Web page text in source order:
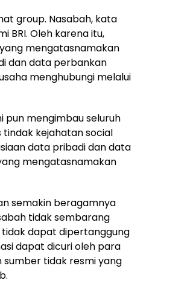
group. Nasabah, kata
BRI. Oleh karena itu,
mengatasnamakan
dan data perbankan
menghubungi melalui
pun mengimbau seluruh
kejahatan social
data pribadi dan data
mengatasnamakan
semakin beragamnya
tidak sembarang
dapat dipertanggung
dapat dicuri oleh para
tidak resmi yang